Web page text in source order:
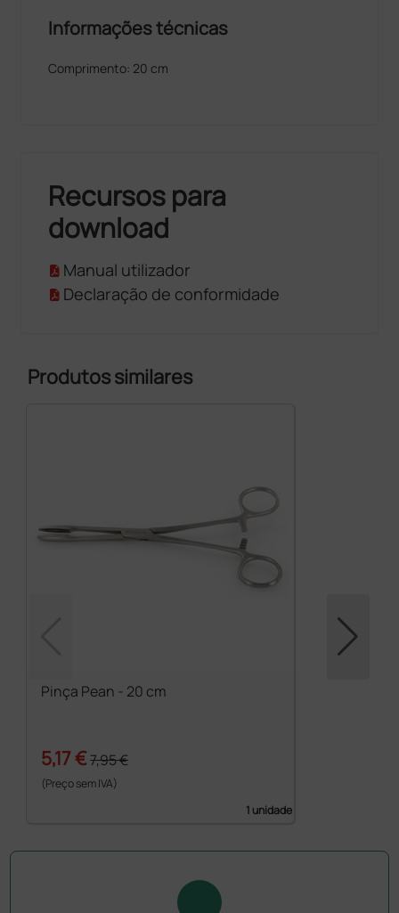
Informações técnicas
Comprimento: 20 cm
Recursos para
download
Manual utilizador
Declaração de conformidade
Produtos similares
Pinça Pean - 20 cm
5,17 €7,95 €
(Preço sem IVA)
1 unidade